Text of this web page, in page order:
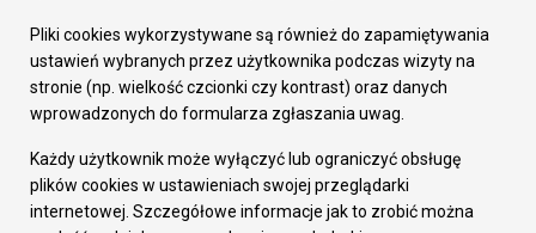
Gospodarka
Fundusze europejskie
Środki krajowe
Oferty inwestycyjne
Pozostałe
Deklaracja dostępności
Dane osobowe
Pliki cookies wykorzystywane są również do zapamiętywania
ustawień wybranych przez użytkownika podczas wizyty na
stronie (np. wielkość czcionki czy kontrast) oraz danych
wprowadzonych do formularza zgłaszania uwag.
Każdy użytkownik może wyłączyć lub ograniczyć obsługę
plików cookies w ustawieniach swojej przeglądarki
internetowej. Szczegółowe informacje jak to zrobić można